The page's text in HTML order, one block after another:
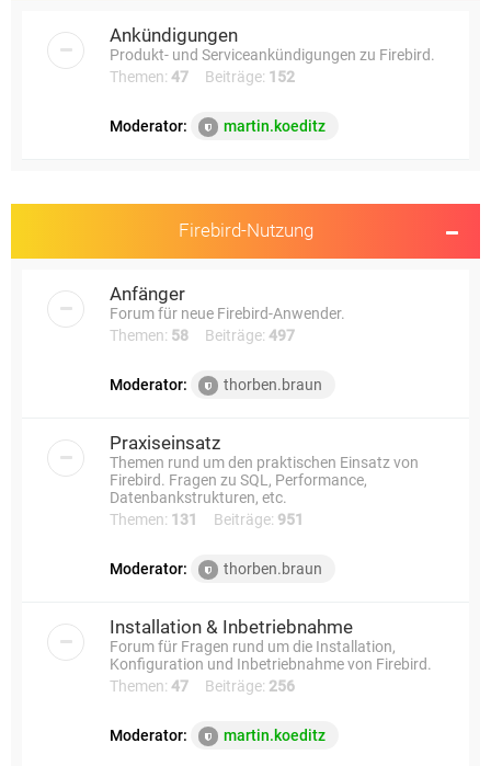
Ankündigungen
Produkt- und Serviceankündigungen zu Firebird.
Themen: 47 Beiträge: 152
Moderator: martin.koeditz
Firebird-Nutzung
Anfänger
Forum für neue Firebird-Anwender.
Themen: 58 Beiträge: 497
Moderator: thorben.braun
Praxiseinsatz
Themen rund um den praktischen Einsatz von
Firebird. Fragen zu SQL, Performance,
Datenbankstrukturen, etc.
Themen: 131 Beiträge: 951
Moderator: thorben.braun
Installation & Inbetriebnahme
Forum für Fragen rund um die Installation,
Konfiguration und Inbetriebnahme von Firebird.
Themen: 47 Beiträge: 256
Moderator: martin.koeditz